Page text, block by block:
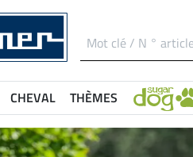
CHEVAL THÈMES